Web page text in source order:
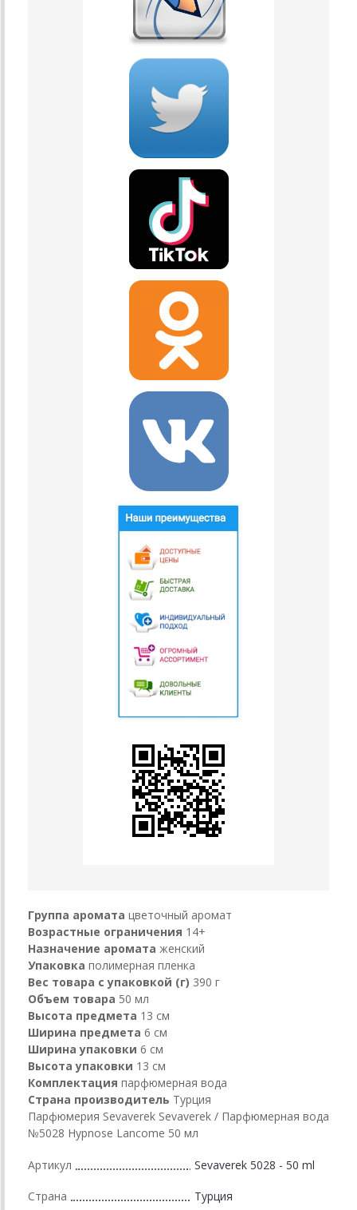
Группа аромата цветочный аромат
Возрастные ограничения 14+
Назначение аромата женский
Упаковка полимерная пленка
Вес товара с упаковкой (г) 390 г
Объем товара 50 мл
Высота предмета 13 см
Ширина предмета 6 см
Ширина упаковки 6 см
Высота упаковки 13 см
Комплектация парфюмерная вода
Страна производитель Турция
Парфюмерия Sevaverek Sevaverek / Парфюмерная вода
№5028 Hypnose Lancome 50 мл
Артикул Sevaverek 5028 - 50 ml
Страна Турция